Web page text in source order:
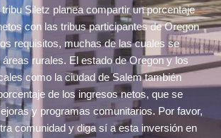
Siletz planea compartir un porcentaje
con las tribus participantes de Oregon
requisitos, muchas de las cuales se
rurales. El estado de Oregon y los
como la ciudad de Salem también
de los ingresos netos, que se
y programas comunitarios. Por favor,
comunidad y diga sí a esta inversión en